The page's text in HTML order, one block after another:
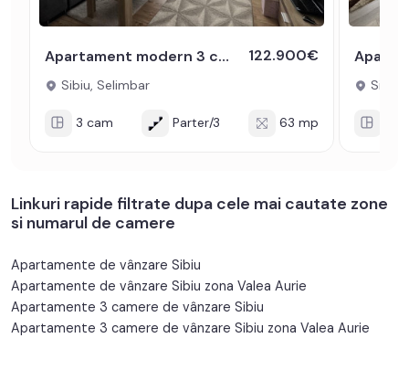
Apartament modern 3 camere 2 balcoane 63mpu Pictor BRANA SELIMBAR 122.900€
Sibiu, Selimbar
3 cam Parter/3 63 mp
Sibiu,
Linkuri rapide filtrate dupa cele mai cautate zone
si numarul de camere
Apartamente de vânzare Sibiu
Apartamente de vânzare Sibiu zona Valea Aurie
Apartamente 3 camere de vânzare Sibiu
Apartamente 3 camere de vânzare Sibiu zona Valea Aurie